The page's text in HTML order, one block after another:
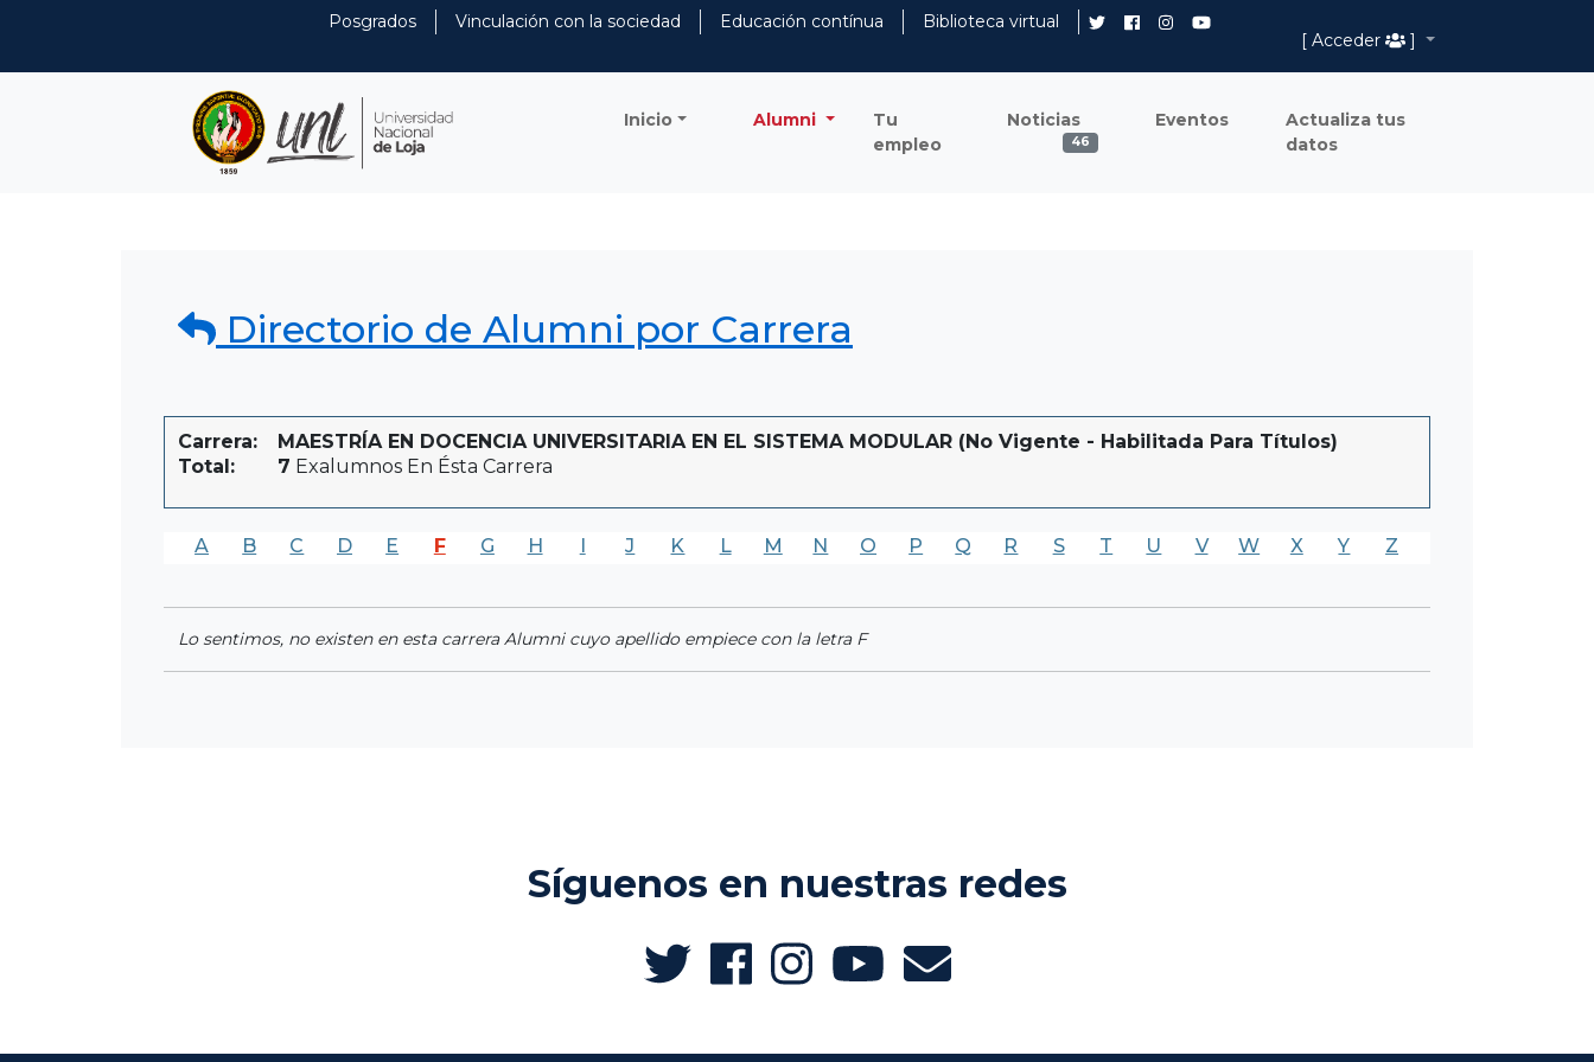
Posgrados Vinculación con la sociedad Educación contínua
Biblioteca virtual
[ Acceder
]
Inicio Alumni
Tu
empleo
Noticias
46
Eventos
Actualiza tus
datos
Directorio de Alumni por Carrera
Carrera:
MAESTRÍA EN DOCENCIA UNIVERSITARIA EN EL SISTEMA MODULAR (No Vigente - Habilitada Para Títulos)
Total:
7 Exalumnos En Ésta Carrera
A B C D E F G H I J K L M N O P Q R S T U V W X Y Z
Lo sentimos, no existen en esta carrera Alumni cuyo apellido empiece con la letra F
Síguenos en nuestras redes